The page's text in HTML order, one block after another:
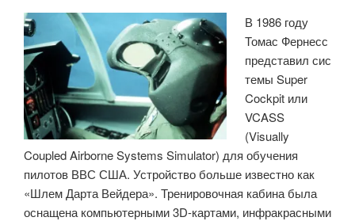
В 1986 году
Томас Фернесс
представил сис
темы Super
Cockpit или
VCASS
(Visually
Coupled Airborne Systems Simulator) для обучения
пилотов ВВС США. Устройство больше известно как
«Шлем Дарта Вейдера». Тренировочная кабина была
оснащена компьютерными 3D-картами, инфракрасными